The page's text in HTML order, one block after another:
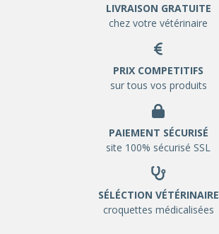
LIVRAISON GRATUITE
chez votre vétérinaire
PRIX COMPETITIFS
sur tous vos produits
PAIEMENT SÉCURISÉ
site 100% sécurisé SSL
SÉLÉCTION VÉTÉRINAIRE
croquettes médicalisées